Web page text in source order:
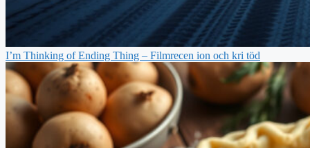
I’m Thinking of Ending Thing – Filmrecen ion och kri töd